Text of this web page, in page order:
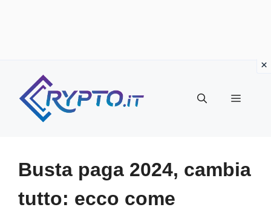
contenuto
Menu
Busta paga 2024, cambia
tutto: ecco come